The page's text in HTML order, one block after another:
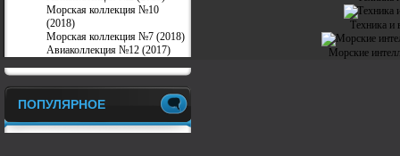
Техника и
Морские
Морская коллекция №10
(2018)
Морская коллекция №7 (2018)
Авиаколлекция №12 (2017)
ПОПУЛЯРНОЕ